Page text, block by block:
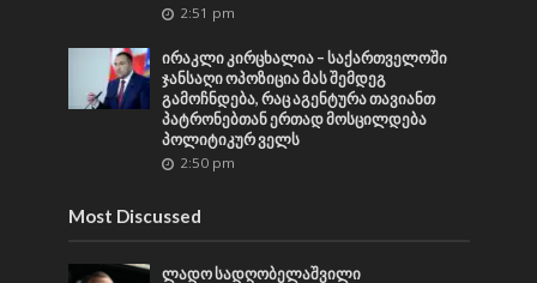
2:51 pm
ირაკლი კირცხალია – საქართველოში
ჯანსაღი ოპოზიცია მას შემდეგ
გამოჩნდება, რაც აგენტურა თავიანთ
პატრონებთან ერთად მოსცილდება
პოლიტიკურ ველს
2:50 pm
Most Discussed
ლადო სადღობელაშვილი